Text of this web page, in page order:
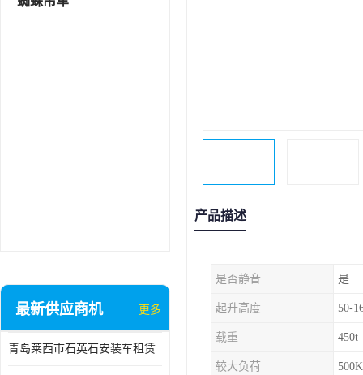
最新供应商机 更多
青岛莱西市石英石安装车租赁
产品描述
是否静音 是
起升高度 50-
载重 450t
较大负荷